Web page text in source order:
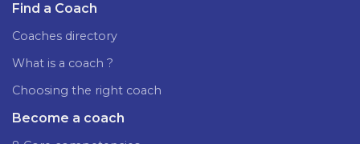
Find a Coach
Coaches directory
What is a coach ?
Choosing the right coach
Become a coach